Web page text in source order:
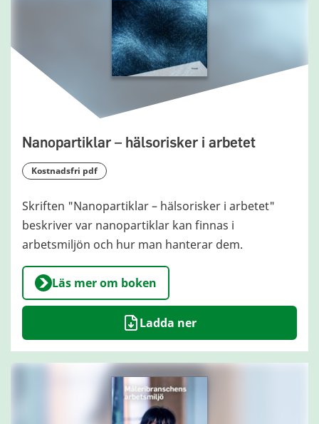
Nanopartiklar – hälsorisker i arbetet
kostnadsfri pdf
Skriften "Nanopartiklar – hälsorisker i arbetet"
beskriver var nanopartiklar kan finnas i
arbetsmiljön och hur man hanterar dem.
Läs mer om boken
Ladda ner